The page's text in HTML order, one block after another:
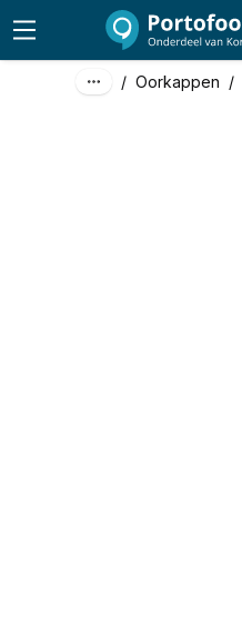
/ Oorkappen /
97,98 excl. btw
118,56 incl. btw